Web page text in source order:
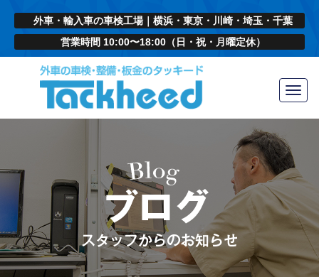
外車・輸入車の車検工場｜横浜・東京・川崎・埼玉・千葉
営業時間 10:00〜18:00（日・祝・月曜定休）